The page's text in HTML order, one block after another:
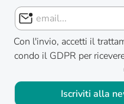
Con l'invio, accetti il
condo il GDPR per
Iscriviti alla